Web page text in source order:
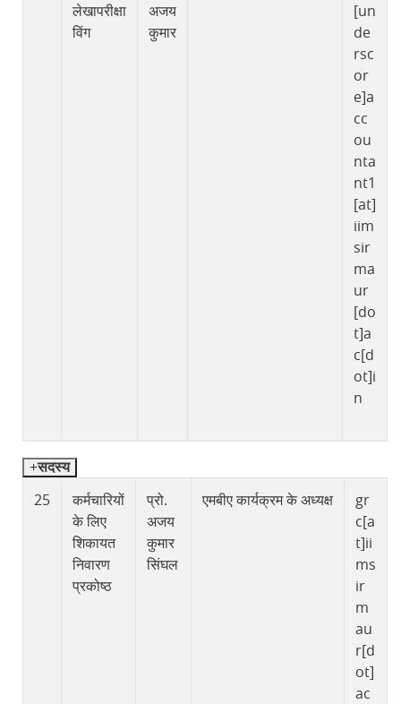
लेखापरीक्षा
विंग
अजय
कुमार
[un
de
rsc
or
e]a
cc
ou
nta
nt1
[at]
iim
sir
ma
ur
[do
t]a
c[d
ot]i
n
सदस्य
25
कर्मचारियों
के लिए
शिकायत
निवारण
प्रकोष्ठ
प्रो.
अजय
कुमार
सिंघल
एमबीए कार्यक्रम के अध्यक्ष
gr
c[a
t]ii
ms
ir
m
au
r[d
ot]
ac